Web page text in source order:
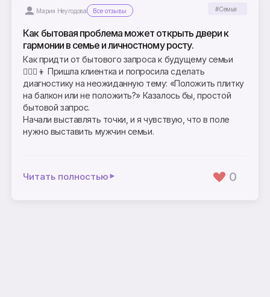
Мария Неугодова Все отзывы #Семья
Как бытовая проблема может открыть двери к
гармонии в семье и личностному росту.
Как придти от бытового запроса к будущему семьи
👩‍❤️‍👨👦 Пришла клиентка и попросила сделать
диагностику на неожиданную тему: «Положить плитку
на балкон или не положить?» Казалось бы, простой
бытовой запрос.
Начали выставлять точки, и я чувствую, что в поле
нужно выставить мужчин семьи.
Читать полностью 0